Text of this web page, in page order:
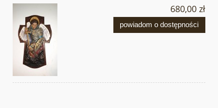
680,00 zł
powiadom o dostępności